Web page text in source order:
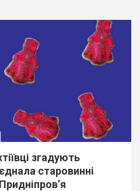
згадують
старовинні